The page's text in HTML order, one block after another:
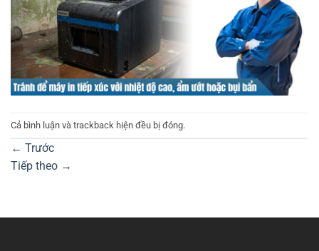
Cả bình luận và trackback hiện đều bị đóng.
← Trước
Tiếp theo →